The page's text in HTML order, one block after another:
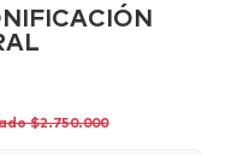
$2.750.000